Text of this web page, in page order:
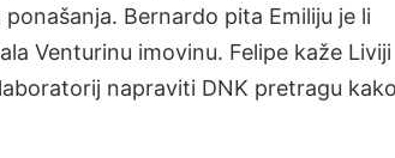
Bernardo pita Emiliju je li
Venturinu imovinu. Felipe kaže Liviji
napraviti DNK pretragu kako